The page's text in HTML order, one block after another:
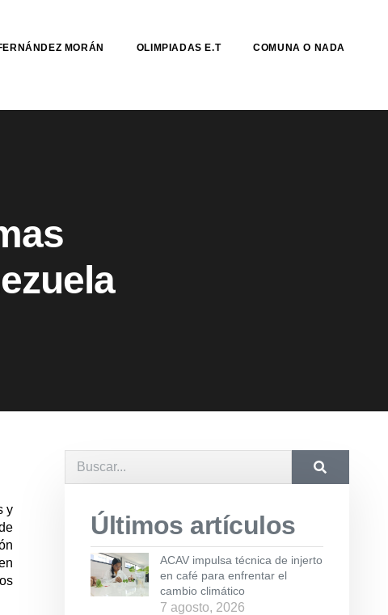
MORÁN OLIMPIADAS E.T COMUNA O NADA
y
Últimos artículos
ACAV impulsa técnica de injerto
en café para enfrentar el
cambio climático
7 agosto, 2026